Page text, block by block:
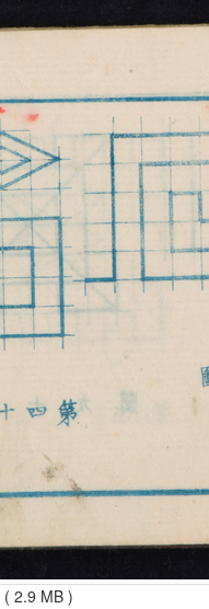
( 2.9 MB )